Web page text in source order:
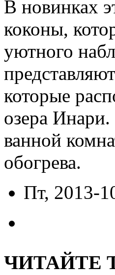
В новинках
коконы,
уютного
которые
озера
ванной
обогрева.
Пт, 2013-
ЧИТАЙТЕ